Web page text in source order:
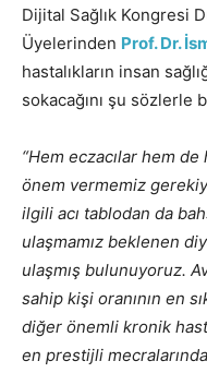
Dijital Sağlık Kongresi
Üyelerinden Prof. Dr.
hastalıkların insan
sokacağını şu sözlerle
“Hem eczacılar hem
önem vermemiz
ilgili acı tablodan da
ulaşmamız beklenen
ulaşmış bulunuyoruz.
sahip kişi oranının en
diğer önemli kronik
en prestijli